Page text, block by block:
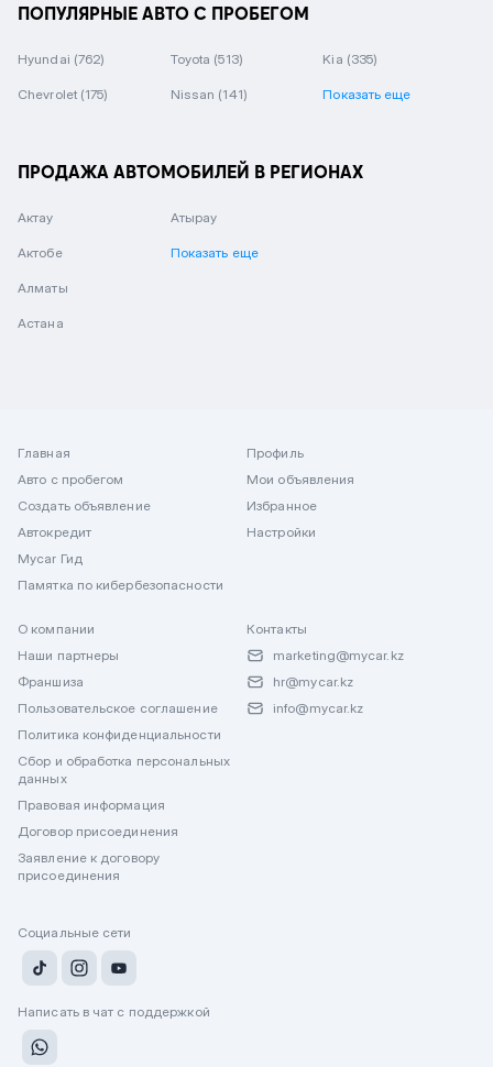
ПОПУЛЯРНЫЕ АВТО С ПРОБЕГОМ
Hyundai (762) Toyota (513) Kia (335)
Chevrolet (175) Nissan (141) Показать еще
ПРОДАЖА АВТОМОБИЛЕЙ В РЕГИОНАХ
Актау
Актобе
Алматы
Астана
Атырау
Показать еще
Главная
Авто с пробегом
Создать объявление
Автокредит
Mycar Гид
Памятка по кибербезопасности
Профиль
Мои объявления
Избранное
Настройки
О компании
Наши партнеры
Франшиза
Пользовательское соглашение
Политика конфиденциальности
Сбор и обработка персональных
данных
Правовая информация
Договор присоединения
Заявление к договору
присоединения
Контакты
marketing@mycar.kz
hr@mycar.kz
info@mycar.kz
Социальные сети
Написать в чат с поддержкой